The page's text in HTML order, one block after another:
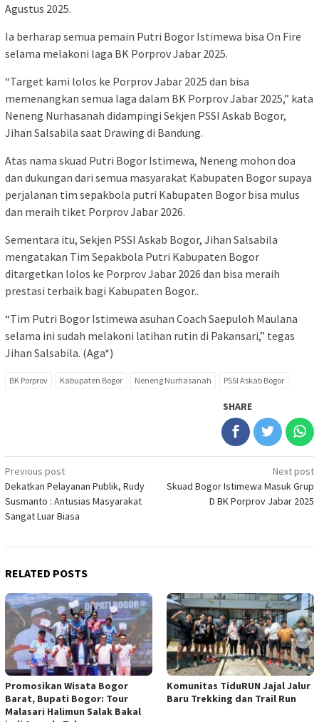
Agustus 2025.
Ia berharap semua pemain Putri Bogor Istimewa bisa On Fire
selama melakoni laga BK Porprov Jabar 2025.
“Target kami lolos ke Porprov Jabar 2025 dan bisa
memenangkan semua laga dalam BK Porprov Jabar 2025,” kata
Neneng Nurhasanah didampingi Sekjen PSSI Askab Bogor,
Jihan Salsabila saat Drawing di Bandung.
Atas nama skuad Putri Bogor Istimewa, Neneng mohon doa
dan dukungan dari semua masyarakat Kabupaten Bogor supaya
perjalanan tim sepakbola putri Kabupaten Bogor bisa mulus
dan meraih tiket Porprov Jabar 2026.
Sementara itu, Sekjen PSSI Askab Bogor, Jihan Salsabila
mengatakan Tim Sepakbola Putri Kabupaten Bogor
ditargetkan lolos ke Porprov Jabar 2026 dan bisa meraih
prestasi terbaik bagi Kabupaten Bogor..
“Tim Putri Bogor Istimewa asuhan Coach Saepuloh Maulana
selama ini sudah melakoni latihan rutin di Pakansari,” tegas
Jihan Salsabila. (Aga*)
BK Porprov Kabupaten Bogor Neneng Nurhasanah PSSI Askab Bogor
SHARE
Post
navigation
Previous post
Dekatkan Pelayanan Publik, Rudy
Susmanto : Antusias Masyarakat
Sangat Luar Biasa
Next post
Skuad Bogor Istimewa Masuk Grup
D BK Porprov Jabar 2025
RELATED POSTS
Promosikan Wisata Bogor
Barat, Bupati Bogor: Tour
Malasari Halimun Salak Bakal
Komunitas TiduRUN Jajal Jalur
Baru Trekking dan Trail Run